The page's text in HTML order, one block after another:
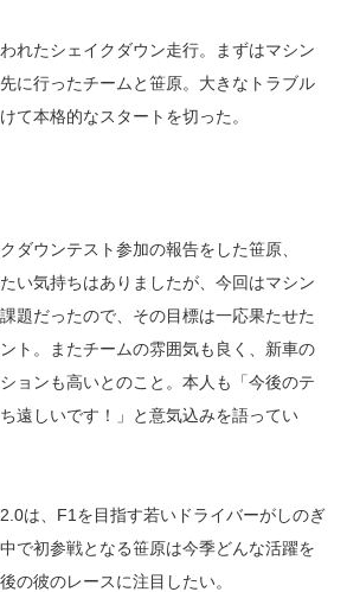
れたシェイクダウン走行。まずはマシン
に行ったチームと笹原。大きなトラブル
て本格的なスタートを切った。
ダウンテスト参加の報告をした笹原、
い気持ちはありましたが、今回はマシン
題だったので、その目標は一応果たせた
ト。またチームの雰囲気も良く、新車の
ョンも高いとのこと。本人も「今後のテ
遠しいです！」と意気込みを語ってい
は、F1を目指す若いドライバーがしのぎ
で初参戦となる笹原は今季どんな活躍を
の彼のレースに注目したい。